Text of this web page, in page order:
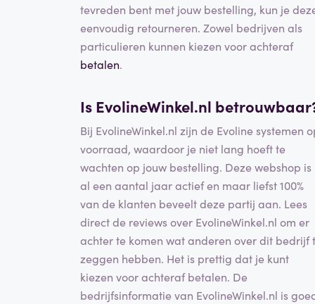
tevreden bent met jouw bestelling, kun je
eenvoudig retourneren. Zowel bedrijven als
particulieren kunnen kiezen voor achteraf
betalen.
Is EvolineWinkel.nl
Bij EvolineWinkel.nl zijn de Evoline systemen
voorraad, waardoor je niet lang hoeft te
wachten op jouw bestelling. Deze webshop is
al een aantal jaar actief en maar liefst 100%
van de klanten beveelt deze partij aan. Lees
direct de reviews over EvolineWinkel.nl om er
achter te komen wat anderen over dit bedrijf
zeggen hebben. Het is prettig dat je kunt
kiezen voor achteraf betalen. De
bedrijfsinformatie van EvolineWinkel.nl is